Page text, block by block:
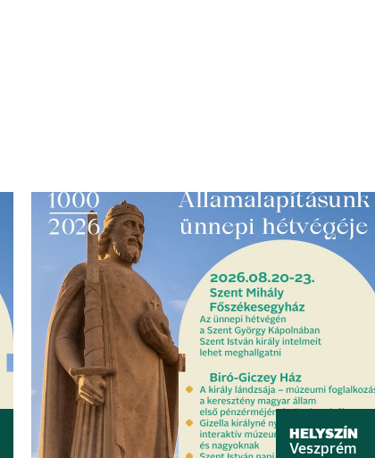
HELYSZÍN
Veszprém